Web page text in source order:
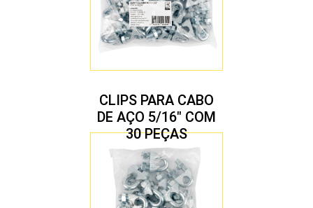
CLIPS PARA CABO
DE AÇO 5/16″ COM
30 PEÇAS